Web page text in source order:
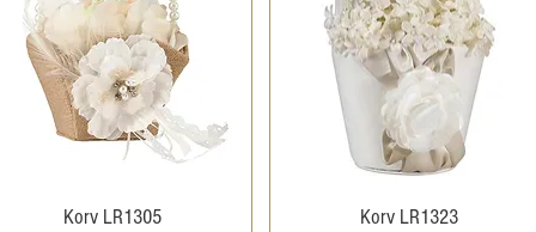
Quick View
Korv LR1305 Quick View
Korv LR1323